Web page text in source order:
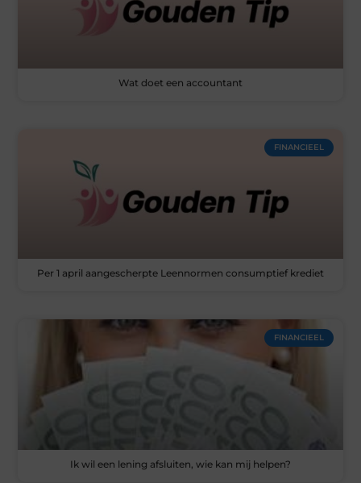
Wat doet een accountant
FINANCIEEL
Per 1 april aangescherpte Leennormen consumptief krediet
FINANCIEEL
Ik wil een lening afsluiten, wie kan mij helpen?